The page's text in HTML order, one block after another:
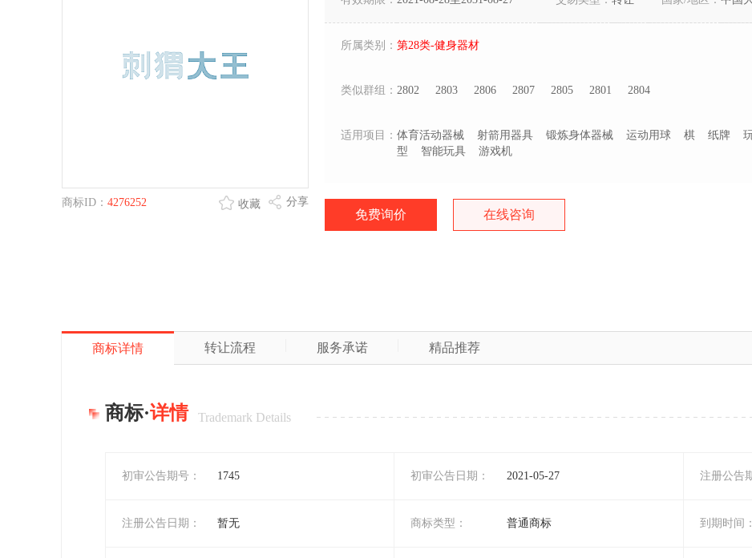
商标ID： 4276252 分享
收藏
所属类别： 第28类-健身器材
类似群组： 2802 2803 2806 2807 2805 2801 2804
适用项目： 体育活动器械 射箭用器具 锻炼身体器械 运动用球 棋 纸牌
型
智能玩具 游戏机
免费询价 在线咨询
商标详情 转让流程 服务承诺 精品推荐
商标·详情 Trademark Details
初审公告期号： 1745 初审公告日期： 2021-05-27 注册公告
注册公告日期： 暂无 商标类型： 普通商标 到期时间：